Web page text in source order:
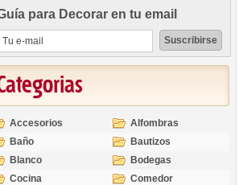
para Decorar en tu email
Accesorios
Alfombras
Baño
Bautizos
Blanco
Bodegas
Cocina
Comedor